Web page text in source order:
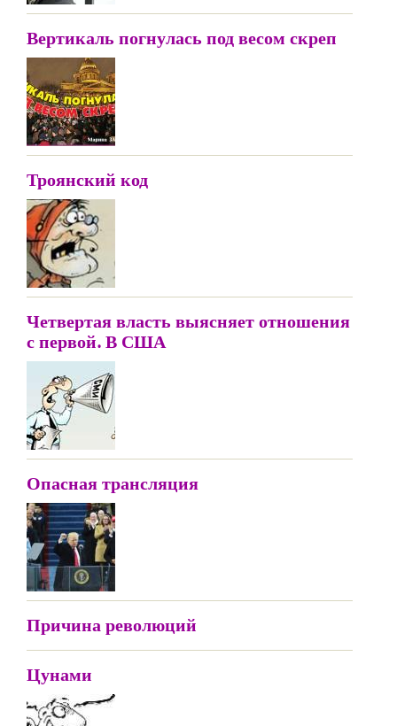
Вертикаль погнулась под весом скреп
Троянский код
Четвертая власть выясняет отношения
с первой. В США
Опасная трансляция
Причина революций
Цунами